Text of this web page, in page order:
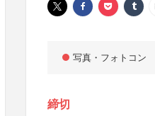
写真・フォトコン
締切